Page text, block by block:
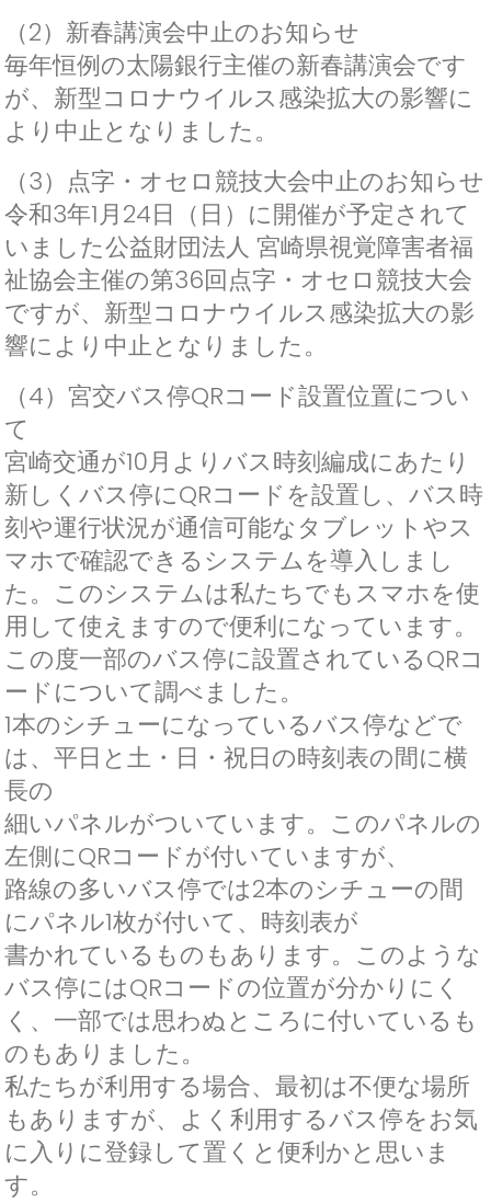
（2）新春講演会中止のお知らせ
毎年恒例の太陽銀行主催の新春講演会です
が、新型コロナウイルス感染拡大の影響に
より中止となりました。
（3）点字・オセロ競技大会中止のお知らせ
令和3年1月24日（日）に開催が予定されて
いました公益財団法人 宮崎県視覚障害者福
祉協会主催の第36回点字・オセロ競技大会
ですが、新型コロナウイルス感染拡大の影
響により中止となりました。
（4）宮交バス停QRコード設置位置につい
て
宮崎交通が10月よりバス時刻編成にあたり
新しくバス停にQRコードを設置し、バス時
刻や運行状況が通信可能なタブレットやス
マホで確認できるシステムを導入しまし
た。このシステムは私たちでもスマホを使
用して使えますので便利になっています。
この度一部のバス停に設置されているQRコ
ードについて調べました。
1本のシチューになっているバス停などで
は、平日と土・日・祝日の時刻表の間に横
長の
細いパネルがついています。このパネルの
左側にQRコードが付いていますが、
路線の多いバス停では2本のシチューの間
にパネル1枚が付いて、時刻表が
書かれているものもあります。このような
バス停にはQRコードの位置が分かりにく
く、一部では思わぬところに付いているも
のもありました。
私たちが利用する場合、最初は不便な場所
もありますが、よく利用するバス停をお気
に入りに登録して置くと便利かと思いま
す。